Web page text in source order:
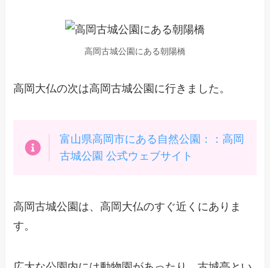
高岡古城公園にある朝陽橋
高岡大仏の次は高岡古城公園に行きました。
富山県高岡市にある自然公園：：高岡
古城公園 公式ウェブサイト
高岡古城公園は、高岡大仏のすぐ近くにありま
す。